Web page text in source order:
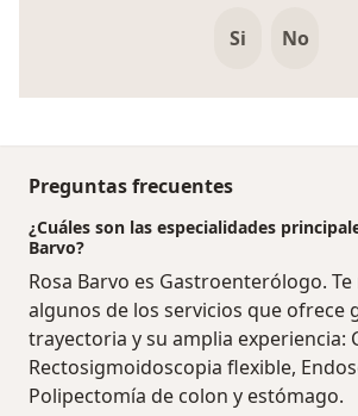
Si No
Preguntas frecuentes
¿Cuáles son las especialidades
Barvo?
Rosa Barvo es Gastroenterólogo.
algunos de los servicios que ofrece
trayectoria y su amplia experiencia:
Rectosigmoidoscopia flexible,
Polipectomía de colon y estómago.